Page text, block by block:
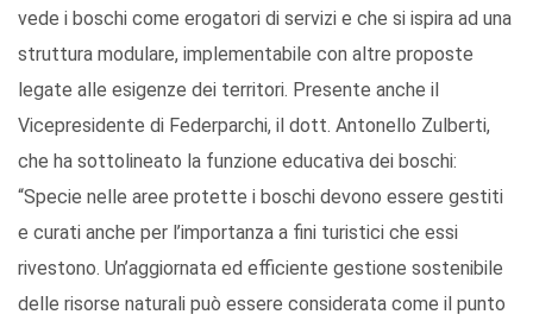
vede i boschi come erogatori di servizi e che si ispira ad una
struttura modulare, implementabile con altre proposte
legate alle esigenze dei territori. Presente anche il
Vicepresidente di Federparchi, il dott. Antonello Zulberti,
che ha sottolineato la funzione educativa dei boschi:
“Specie nelle aree protette i boschi devono essere gestiti
e curati anche per l’importanza a fini turistici che essi
rivestono. Un’aggiornata ed efficiente gestione sostenibile
delle risorse naturali può essere considerata come il punto